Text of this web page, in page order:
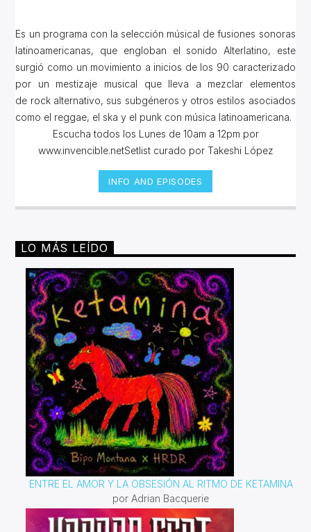
Es un programa con la selección músical de fusiones sonoras
latinoamericanas, que engloban el sonido Alterlatino, este
surgió como un movimiento a inicios de los 90 caracterizado
por un mestizaje musical que lleva a mezclar elementos
de rock alternativo, sus subgéneros y otros estilos asociados
como el reggae, el ska y el punk con música latinoamericana.
Escucha todos los Lunes de 10am a 12pm por
www.invencible.netSetlist curado por Takeshi López
INFO AND EPISODES
LO MÁS LEÍDO
ENTRE EL AMOR Y LA OBSESIÓN AL RITMO DE KETAMINA
por Adrian Bacquerie